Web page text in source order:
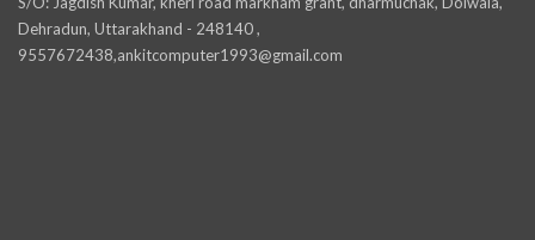
Dehradun, Uttarakhand - 248140 ,
9557672438,ankitcomputer1993@gmail.com